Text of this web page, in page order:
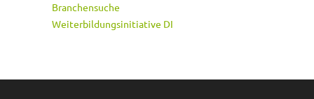
Branchensuche
Weiterbildungsinitiative DI